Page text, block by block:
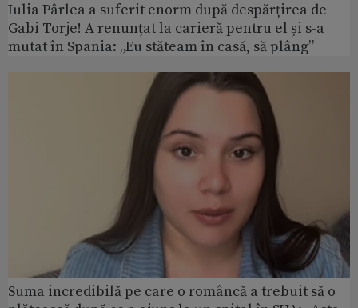
Iulia Pârlea a suferit enorm după despărțirea de
Gabi Torje! A renunțat la carieră pentru el și s-a
mutat în Spania: „Eu stăteam în casă, să plâng”
Suma incredibilă pe care o româncă a trebuit să o